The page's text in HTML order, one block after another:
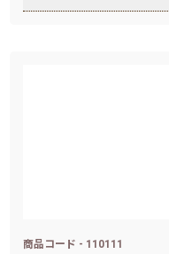
商品コード - 110111